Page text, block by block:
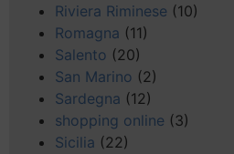
Riviera Riminese (10)
Romagna (11)
Salento (20)
San Marino (2)
Sardegna (12)
shopping online (3)
Sicilia (22)